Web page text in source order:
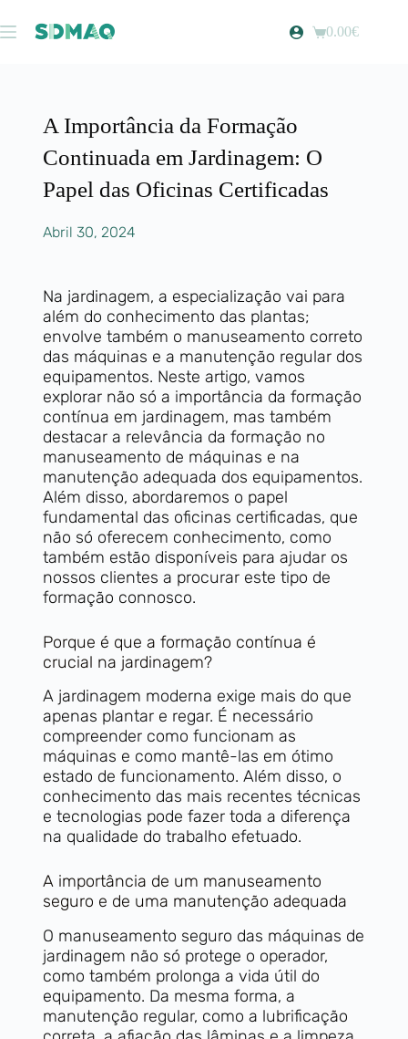
0.00€
A Importância da Formação
Continuada em Jardinagem: O
Papel das Oficinas Certificadas
Abril 30, 2024
Na jardinagem, a especialização vai para
além do conhecimento das plantas;
envolve também o manuseamento correto
das máquinas e a manutenção regular dos
equipamentos. Neste artigo, vamos
explorar não só a importância da formação
contínua em jardinagem, mas também
destacar a relevância da formação no
manuseamento de máquinas e na
manutenção adequada dos equipamentos.
Além disso, abordaremos o papel
fundamental das oficinas certificadas, que
não só oferecem conhecimento, como
também estão disponíveis para ajudar os
nossos clientes a procurar este tipo de
formação connosco.
Porque é que a formação contínua é
crucial na jardinagem?
A jardinagem moderna exige mais do que
apenas plantar e regar. É necessário
compreender como funcionam as
máquinas e como mantê-las em ótimo
estado de funcionamento. Além disso, o
conhecimento das mais recentes técnicas
e tecnologias pode fazer toda a diferença
na qualidade do trabalho efetuado.
A importância de um manuseamento
seguro e de uma manutenção adequada
O manuseamento seguro das máquinas de
jardinagem não só protege o operador,
como também prolonga a vida útil do
equipamento. Da mesma forma, a
manutenção regular, como a lubrificação